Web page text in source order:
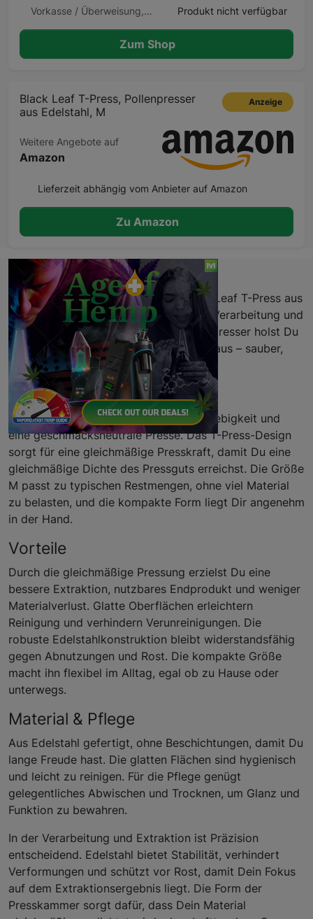
Vorkasse / Überweisung, Lastschrift, Kreditkarte, Klarna
Produkt nicht verfügbar
Zum Shop
Black Leaf T-Press, Pollenpresser
aus Edelstahl, M
Anzeige
Weitere Angebote auf
Amazon
Lieferzeit abhängig vom Anbieter auf Amazon
Zu Amazon
Beschreibung
Du willst perfekte Extrakte? Der Black Leaf T-Press aus
Edelstahl, Größe M, bietet Dir robuste Verarbeitung und
einfache Bedienung. Mit diesem Pollenpresser holst Du
das Beste aus Kräutern und Harzen heraus – sauber,
effizient und langlebig.
Eigenschaften
Hochwertiger Edelstahl sorgt für Langlebigkeit und
eine geschmacksneutrale Presse. Das T-Press-Design
sorgt für eine gleichmäßige Presskraft, damit Du eine
gleichmäßige Dichte des Pressguts erreichst. Die Größe
M passt zu typischen Restmengen, ohne viel Material
zu belasten, und die kompakte Form liegt Dir angenehm
in der Hand.
Vorteile
Durch die gleichmäßige Pressung erzielst Du eine
bessere Extraktion, nutzbares Endprodukt und weniger
Materialverlust. Glatte Oberflächen erleichtern
Reinigung und verhindern Verunreinigungen. Die
robuste Edelstahlkonstruktion bleibt widerstandsfähig
gegen Abnutzungen und Rost. Die kompakte Größe
macht ihn flexibel im Alltag, egal ob zu Hause oder
unterwegs.
Material & Pflege
Aus Edelstahl gefertigt, ohne Beschichtungen, damit Du
lange Freude hast. Die glatten Flächen sind hygienisch
und leicht zu reinigen. Für die Pflege genügt
gelegentliches Abwischen und Trocknen, um Glanz und
Funktion zu bewahren.
In der Verarbeitung und Extraktion ist Präzision
entscheidend. Edelstahl bietet Stabilität, verhindert
Verformungen und schützt vor Rost, damit Dein Fokus
auf dem Extraktionsergebnis liegt. Die Form der
Presskammer sorgt dafür, dass Dein Material